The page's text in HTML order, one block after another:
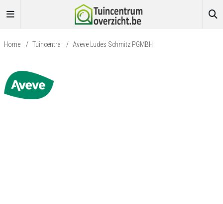
Home / Tuincentra / Aveve Ludes Schmitz PGMBH